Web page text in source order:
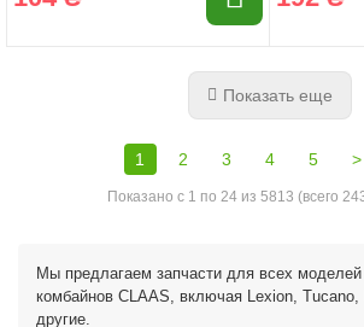
Показать еще
1 2 3 4 5 >
Показано с 1 по 24 из 5813 (всего
Мы предлагаем запчасти для всех моделей
комбайнов CLAAS, включая Lexion, Tucano,
другие.